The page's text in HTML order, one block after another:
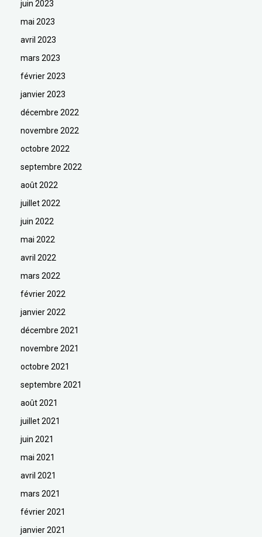
juin 2023
mai 2023
avril 2023
mars 2023
février 2023
janvier 2023
décembre 2022
novembre 2022
octobre 2022
septembre 2022
août 2022
juillet 2022
juin 2022
mai 2022
avril 2022
mars 2022
février 2022
janvier 2022
décembre 2021
novembre 2021
octobre 2021
septembre 2021
août 2021
juillet 2021
juin 2021
mai 2021
avril 2021
mars 2021
février 2021
janvier 2021